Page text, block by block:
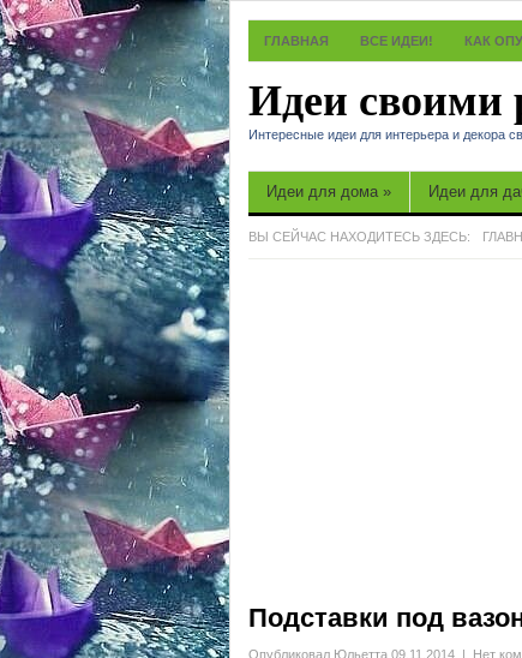
ГЛАВНАЯ ВСЕ ИДЕИ! КАК
Идеи своими
Интересные идеи для интерьера и декора
Идеи для дома » Идеи для
ВЫ СЕЙЧАС НАХОДИТЕСЬ ЗДЕСЬ:
Подставки под
Опубликовал Юльетта 09.11.2014 | Нет